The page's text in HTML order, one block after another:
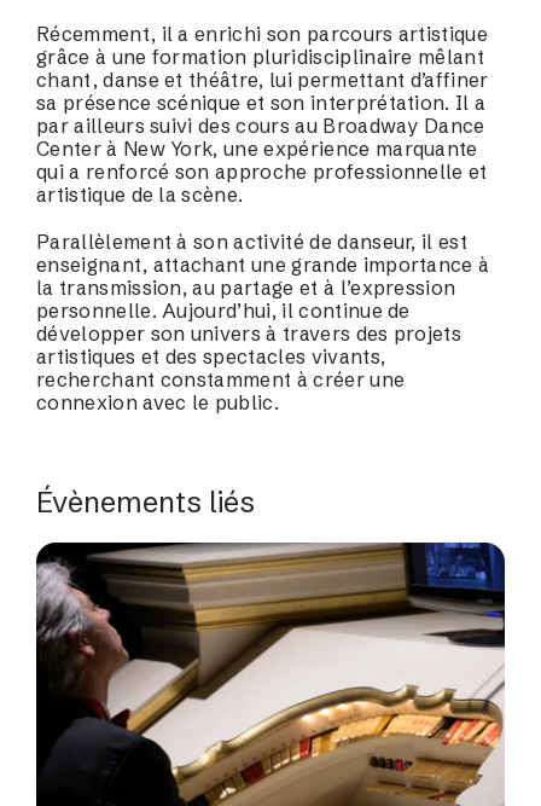
Récemment, il a enrichi son parcours artistique
grâce à une formation pluridisciplinaire mêlant
chant, danse et théâtre, lui permettant d’affiner
sa présence scénique et son interprétation. Il a
par ailleurs suivi des cours au Broadway Dance
Center à New York, une expérience marquante
qui a renforcé son approche professionnelle et
artistique de la scène.
Parallèlement à son activité de danseur, il est
enseignant, attachant une grande importance à
la transmission, au partage et à l’expression
personnelle. Aujourd’hui, il continue de
développer son univers à travers des projets
artistiques et des spectacles vivants,
recherchant constamment à créer une
connexion avec le public.
Évènements liés